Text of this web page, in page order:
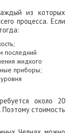
из которых
процесса. Если
последний
жидкого
приборы;
около 20
стоимость